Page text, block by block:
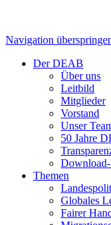
Navigation
Der DEAB
Über uns
Leitbild
Mitglieder
Vorstand
Unser
50 Jahre
Themen
Globales
Fairer